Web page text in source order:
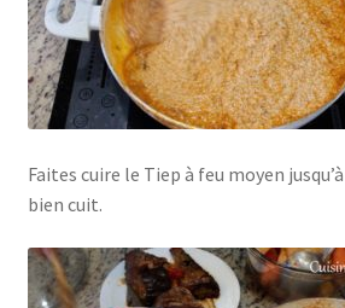
Faites cuire le Tiep à feu moyen
bien cuit.